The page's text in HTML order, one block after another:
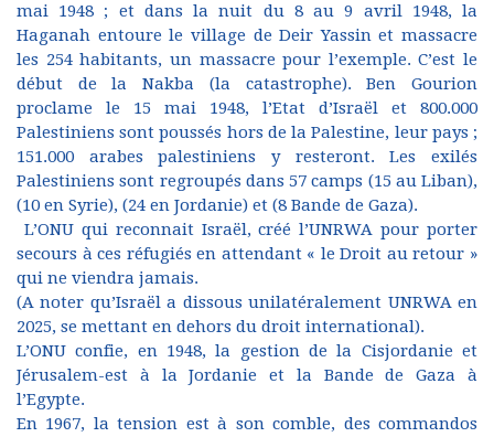
mai 1948 ; et dans la nuit du 8 au 9 avril 1948, la
Haganah entoure le village de Deir Yassin et massacre
les 254 habitants, un massacre pour l’exemple. C’est le
début de la Nakba (la catastrophe). Ben Gourion
proclame le 15 mai 1948, l’Etat d’Israël et 800.000
Palestiniens sont poussés hors de la Palestine, leur pays ;
151.000 arabes palestiniens y resteront. Les exilés
Palestiniens sont regroupés dans 57 camps (15 au Liban),
(10 en Syrie), (24 en Jordanie) et (8 Bande de Gaza).
L’ONU qui reconnait Israël, créé l’UNRWA pour porter
secours à ces réfugiés en attendant « le Droit au retour »
qui ne viendra jamais.
(A noter qu’Israël a dissous unilatéralement UNRWA en
2025, se mettant en dehors du droit international).
L’ONU confie, en 1948, la gestion de la Cisjordanie et
Jérusalem-est à la Jordanie et la Bande de Gaza à
l’Egypte.
En 1967, la tension est à son comble, des commandos